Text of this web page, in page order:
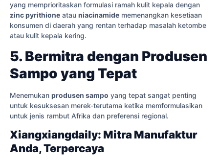
yang memprioritaskan formulasi ramah kulit kepala dengan
zinc pyrithione atau niacinamide memenangkan kesetiaan
konsumen di daerah yang rentan terhadap masalah ketombe
atau kulit kepala kering.
5. Bermitra dengan Produsen
Sampo yang Tepat
Menemukan produsen sampo yang tepat sangat penting
untuk kesuksesan merek-terutama ketika memformulasikan
untuk jenis rambut Afrika dan preferensi regional.
Xiangxiangdaily: Mitra Manufaktur
Anda, Terpercaya